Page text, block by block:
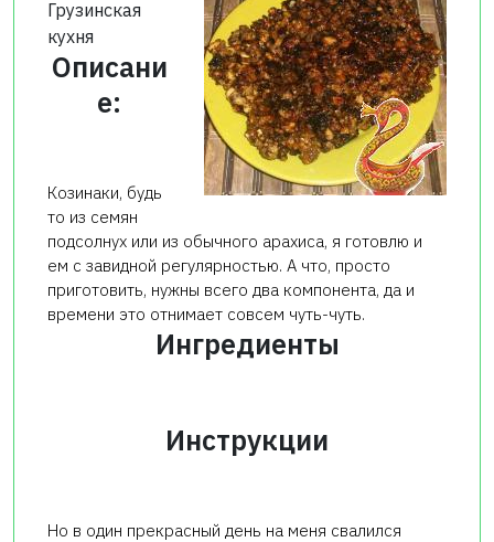
Грузинская
кухня
Описани
е:
Козинаки, будь
то из семян
подсолнух или из обычного арахиса, я готовлю и
ем с завидной регулярностью. А что, просто
приготовить, нужны всего два компонента, да и
времени это отнимает совсем чуть-чуть.
Ингредиенты
Инструкции
Но в один прекрасный день на меня свалился